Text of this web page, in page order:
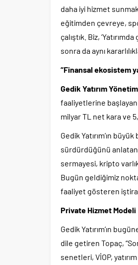
daha iyi hizmet
eğitimden çevreye,
çalıştık. Biz,
sonra da aynı
“Finansal ekosistem
Gedik Yatırım
faaliyetlerine başlayan
milyar TL net kara ve
Gedik Yatırım’ın
sürdürdüğünü anlatan
sermayesi, kripto
Bugün geldiğimiz
faaliyet gösteren
Private Hizmet Modeli
Gedik Yatırım’ın
dile getiren Topaç,
senetleri, VİOP,